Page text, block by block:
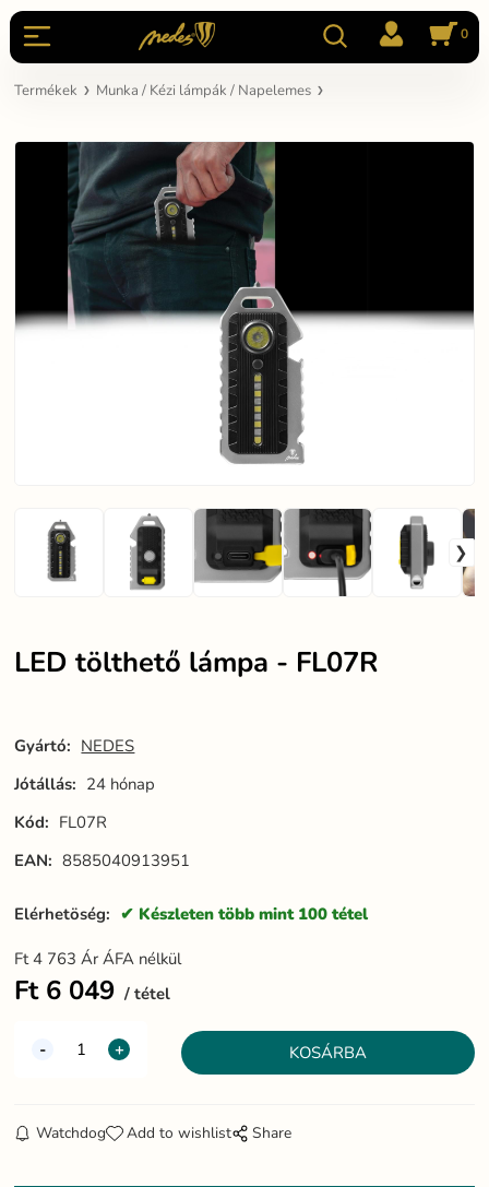
0
Termékek Munka / Kézi lámpák / Napelemes
LED tölthető lámpa - FL07R
Gyártó: NEDES
Jótállás: 24 hónap
Kód: FL07R
EAN: 8585040913951
Elérhetöség: Készleten több mint 100 tétel
Ft4 763 Ár ÁFA nélkül
Ft 6 049 tétel
Watchdog Add to wishlist Share